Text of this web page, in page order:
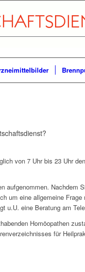
von 7 Uhr bis 23 Uhr
aufgenommen. Nachdem
um eine allgemeine
u.U. eine Beratung am
Homöopathen
für